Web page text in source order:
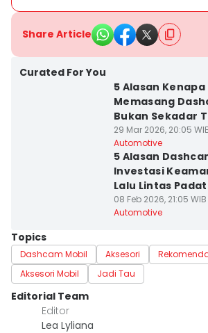
Share Article
Curated For You
5 Alasan Kenapa
Memasang
Bukan Sekadar
29 Mar 2026, 20:05
Automotive
5 Alasan
Investasi
Lalu Lintas Padat
08 Feb 2026, 21:05 WIB
Automotive
Topics
Dashcam Mobil Aksesori
Aksesori Mobil
Jadi Tau
Editorial Team
Editor
Lea Lyliana